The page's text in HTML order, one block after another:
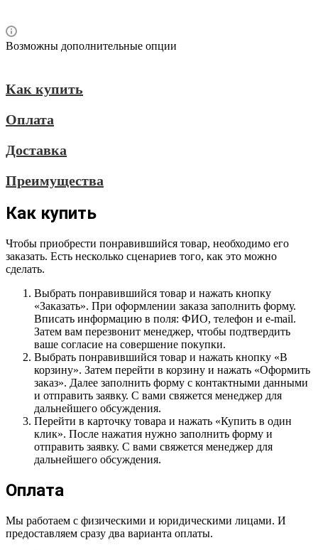
Возможны дополнительные опции
Как купить
Оплата
Доставка
Преимущества
Как купить
Чтобы приобрести понравившийся товар, необходимо его
заказать. Есть несколько сценариев того, как это можно
сделать.
Выбрать понравившийся товар и нажать кнопку
«Заказать». При оформлении заказа заполнить форму.
Вписать информацию в поля: ФИО, телефон и e-mail.
Затем вам перезвонит менеджер, чтобы подтвердить
ваше согласие на совершение покупки.
Выбрать понравившийся товар и нажать кнопку «В
корзину». Затем перейти в корзину и нажать «Оформить
заказ». Далее заполнить форму с контактными данными
и отправить заявку. С вами свяжется менеджер для
дальнейшего обсуждения.
Перейти в карточку товара и нажать «Купить в один
клик». После нажатия нужно заполнить форму и
отправить заявку. С вами свяжется менеджер для
дальнейшего обсуждения.
Оплата
Мы работаем с физическими и юридическими лицами. И
предоставляем сразу два варианта оплаты.